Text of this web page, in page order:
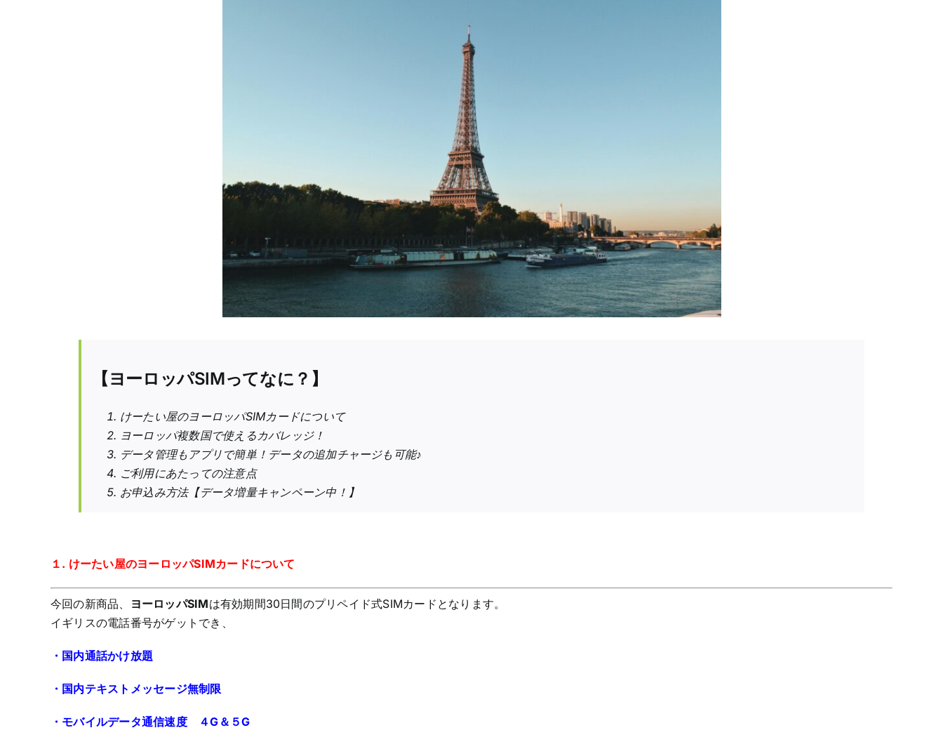
【ヨーロッパSIMってなに？】
けーたい屋のヨーロッパSIMカードについて
ヨーロッパ複数国で使えるカバレッジ！
データ管理もアプリで簡単！データの追加チャージも可能♪
ご利用にあたっての注意点
お申込み方法【データ増量キャンペーン中！】
１. けーたい屋のヨーロッパSIMカードについて
今回の新商品、 ヨーロッパSIMは有効期間30日間のプリペイド式SIMカードとなります。
イギリスの電話番号がゲットでき、
・国内通話かけ放題
・国内テキストメッセージ無制限
・モバイルデータ通信速度 ４G＆５G